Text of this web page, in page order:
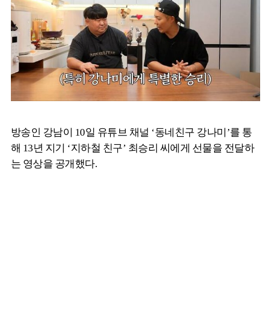
방송인 강남이 10일 유튜브 채널 ‘동네친구 강나미’를 통
해 13년 지기 ‘지하철 친구’ 최승리 씨에게 선물을 전달하
는 영상을 공개했다.